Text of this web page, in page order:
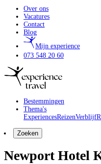
Over ons
Vacatures
Contact
Blog
Mijn experience
073 548 20 60
Bestemmingen
Thema's
ExperiencesReizenVerblijf
Zoeken
Newport Hotel